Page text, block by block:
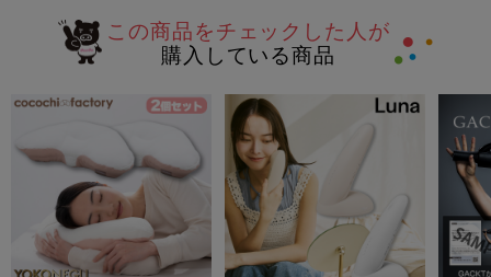
この商品をチェックした人が
購入している商品